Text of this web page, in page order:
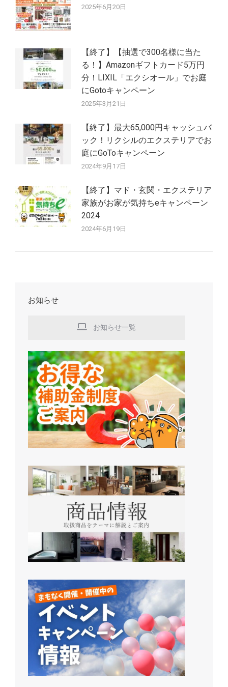
2025年6月20日
【終了】【抽選で300名様に当た
る！】Amazonギフトカード5万円
分！LIXIL「エクシオール」でお庭
にGotoキャンペーン
2025年3月21日
【終了】最大65,000円キャッシュバ
ック！リクシルのエクステリアでお
庭にGoToキャンペーン
2024年9月17日
【終了】マド・玄関・エクステリア
家族がお家が気持ちeキャンペーン
2024
2024年6月19日
お知らせ
お知らせ一覧